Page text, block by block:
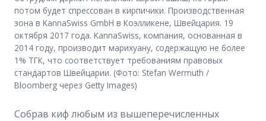
потом будет спрессован в кирпичики. Производственная
зона в KannaSwiss GmbH в Коэлликене, Швейцария. 19
октября 2017 года. KannaSwiss, компания, основанная в
2014 году, производит марихуану, содержащую не более
1% ТГК, что соответствует требованиям правовых
стандартов Швейцарии. (Фото: Stefan Wermuth /
Bloomberg через Getty Images)
Собрав киф любым из вышеперечисленных